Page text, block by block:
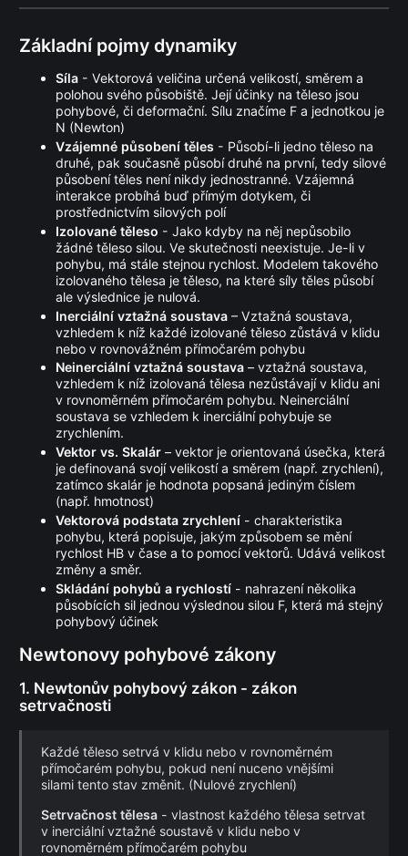
Základní pojmy dynamiky
Síla - Vektorová veličina určená velikostí, směrem a
polohou svého působiště. Její účinky na těleso jsou
pohybové, či deformační. Sílu značíme F a jednotkou je
N (Newton)
Vzájemné působení těles - Působí-li jedno těleso na
druhé, pak současně působí druhé na první, tedy silové
působení těles není nikdy jednostranné. Vzájemná
interakce probíhá buď přímým dotykem, či
prostřednictvím silových polí
Izolované těleso - Jako kdyby na něj nepůsobilo
žádné těleso silou. Ve skutečnosti neexistuje. Je-li v
pohybu, má stále stejnou rychlost. Modelem takového
izolovaného tělesa je těleso, na které síly těles působí
ale výslednice je nulová.
Inerciální vztažná soustava – Vztažná soustava,
vzhledem k níž každé izolované těleso zůstává v klidu
nebo v rovnovážném přímočarém pohybu
Neinerciální vztažná soustava – vztažná soustava,
vzhledem k níž izolovaná tělesa nezůstávají v klidu ani
v rovnoměrném přímočarém pohybu. Neinerciální
soustava se vzhledem k inerciální pohybuje se
zrychlením.
Vektor vs. Skalár – vektor je orientovaná úsečka, která
je definovaná svojí velikostí a směrem (např. zrychlení),
zatímco skalár je hodnota popsaná jediným číslem
(např. hmotnost)
Vektorová podstata zrychlení - charakteristika
pohybu, která popisuje, jakým způsobem se mění
rychlost HB v čase a to pomocí vektorů. Udává velikost
změny a směr.
Skládání pohybů a rychlostí - nahrazení několika
působících sil jednou výslednou silou F, která má stejný
pohybový účinek
Newtonovy pohybové zákony
1. Newtonův pohybový zákon - zákon
setrvačnosti
Každé těleso setrvá v klidu nebo v rovnoměrném
přímočarém pohybu, pokud není nuceno vnějšími
silami tento stav změnit. (Nulové zrychlení)
Setrvačnost tělesa - vlastnost každého tělesa setrvat
v inerciální vztažné soustavě v klidu nebo v
rovnoměrném přímočarém pohybu